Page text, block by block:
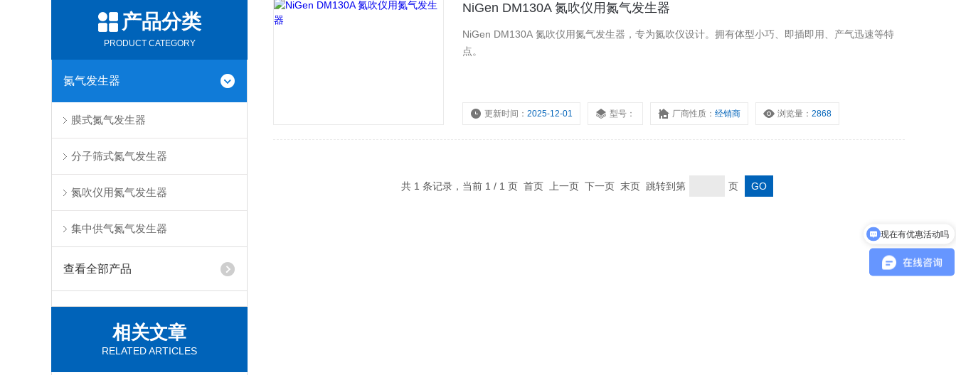
产品分类
PRODUCT CATEGORY
氮气发生器
膜式氮气发生器
分子筛式氮气发生器
氮吹仪用氮气发生器
集中供气氮气发生器
查看全部产品
相关文章
RELATED ARTICLES
NiGen DM130A 氮吹仪用氮气发生器
NiGen DM130A 氮吹仪用氮气发生器，专为氮吹仪设计。拥有体型小巧、即插即用、产气迅速等特
点。
更新时间：2025-12-01 型号： 厂商性质：经销商 浏览量：2868
共 1 条记录，当前 1 / 1 页 首页 上一页 下一页 末页 跳转到第 页
可以介绍下你们的产品么